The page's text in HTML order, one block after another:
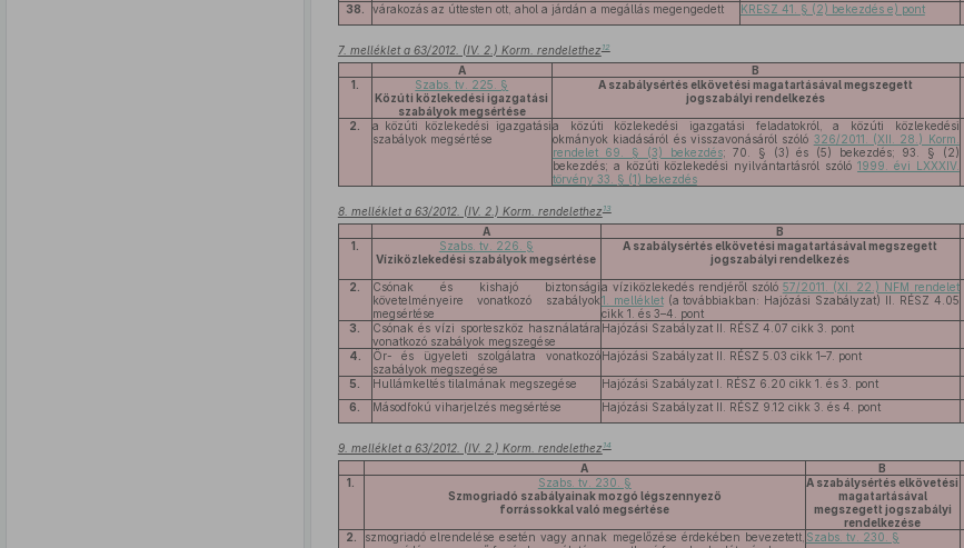
38.
várakozás az úttesten ott, ahol a járdán a megállás megengedett KRESZ 41. § (2) bekezdés e) pont
7. melléklet a 63/2012. (IV. 2.) Korm. rendelethez 12
A B
1.
Szabs. tv. 225. §
Közúti közlekedési igazgatási
szabályok megsértése
A szabálysértés elkövetési magatartásával megszegett
jogszabályi rendelkezés
2.
a közúti közlekedési igazgatási
szabályok megsértése
a közúti közlekedési igazgatási feladatokról, a közúti közlekedési
okmányok kiadásáról és visszavonásáról szóló 326/2011. (XII. 28.) Korm.
rendelet 69. § (3) bekezdés; 70. § (3) és (5) bekezdés; 93. § (2)
bekezdés; a közúti közlekedési nyilvántartásról szóló1999. évi LXXXIV.
törvény 33. § (1) bekezdés
8. melléklet a 63/2012. (IV. 2.) Korm. rendelethez 13
A B
1.
Szabs. tv. 226. §
Víziközlekedési szabályok megsértése
A szabálysértés elkövetési magatartásával megszegett
jogszabályi rendelkezés
2.
Csónak és kishajó biztonsági
követelményeire vonatkozó szabályok
megsértése
a víziközlekedés rendjéről szóló 57/2011. (XI. 22.) NFM rendelet
1. melléklet(a továbbiakban: Hajózási Szabályzat) II. RÉSZ 4.05
cikk 1. és 3–4. pont
3.
Csónak és vízi sporteszköz használatára
vonatkozó szabályok megszegése
Hajózási Szabályzat II. RÉSZ 4.07 cikk 3. pont
4.
Őr- és ügyeleti szolgálatra vonatkozó
szabályok megszegése
Hajózási Szabályzat II. RÉSZ 5.03 cikk 1–7. pont
5. Hullámkeltés tilalmának megszegése Hajózási Szabályzat I. RÉSZ 6.20 cikk 1. és 3. pont
6.
Másodfokú viharjelzés megsértése Hajózási Szabályzat II. RÉSZ 9.12 cikk 3. és 4. pont
9. melléklet a 63/2012. (IV. 2.) Korm. rendelethez 14
A B
1.
Szabs. tv. 230. §
Szmogriadó szabályainak mozgó légszennyező
forrássokkal való megsértése
A szabálysértés elkövetési
magatartásával
megszegett jogszabályi
rendelkezése
2.
szmogriadó elrendelése esetén vagy annak megelőzése érdekében bevezetett, Szabs. tv. 230. §